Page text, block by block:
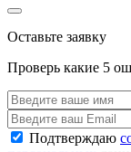
Оставьте заявку
Проверь какие 5
Подтверждаю